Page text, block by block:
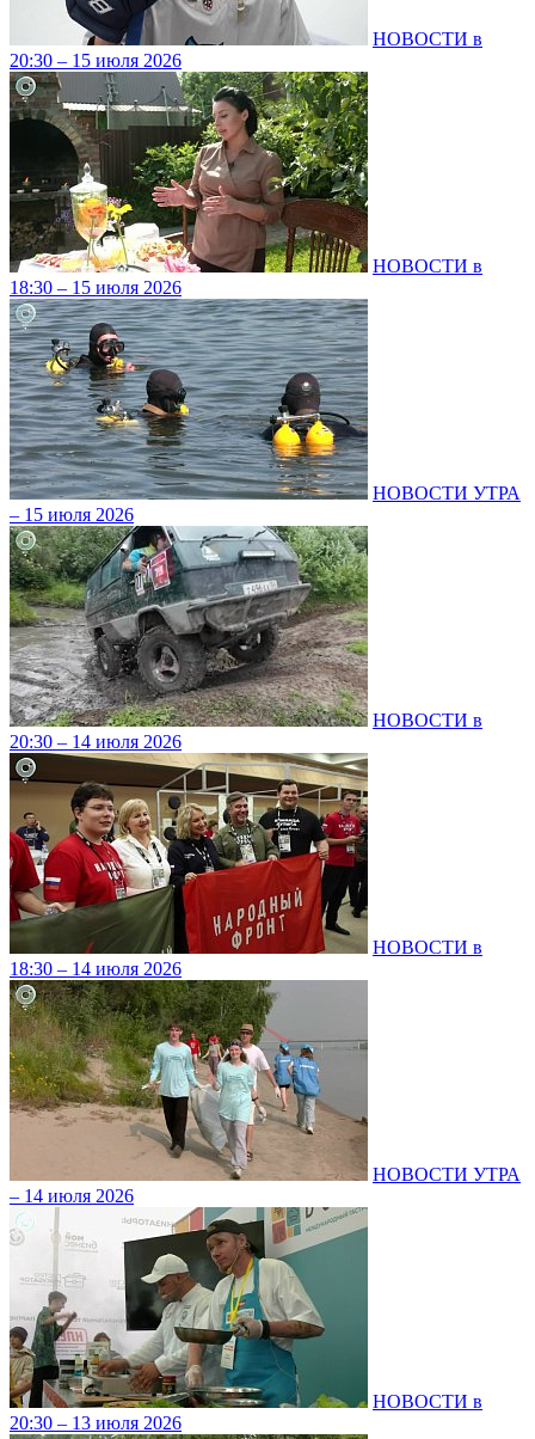
НОВОСТИ в
20:30 – 15 июля 2026
НОВОСТИ в
18:30 – 15 июля 2026
НОВОСТИ УТРА
– 15 июля 2026
НОВОСТИ в
20:30 – 14 июля 2026
НОВОСТИ в
18:30 – 14 июля 2026
НОВОСТИ УТРА
– 14 июля 2026
НОВОСТИ в
20:30 – 13 июля 2026